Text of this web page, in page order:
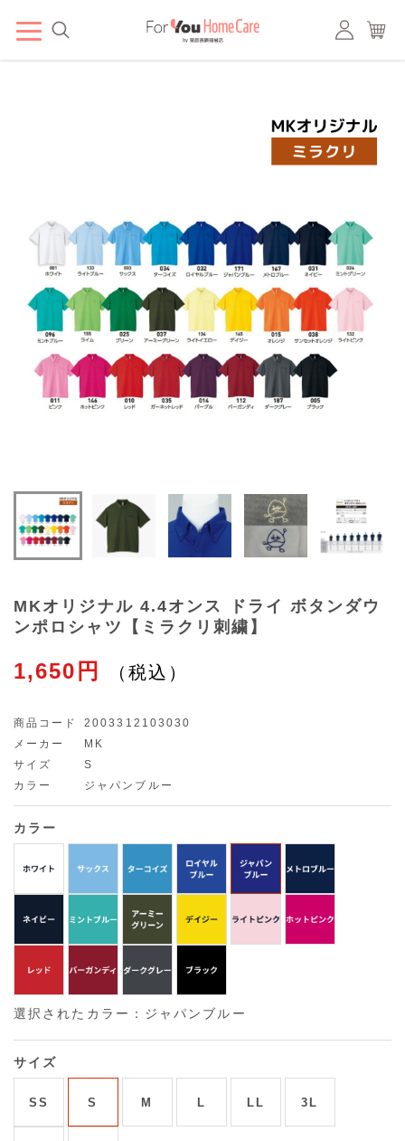
MKオリジナル 4.4オンス ドライ ボタンダウ
ンポロシャツ【ミラクリ刺繍】
1,650円
商品コード
2003312103030
メーカー
MK
サイズ
S
カラー
ジャパンブルー
カラー
選択されたカラー：ジャパンブルー
サイズ
SS S M L LL 3L